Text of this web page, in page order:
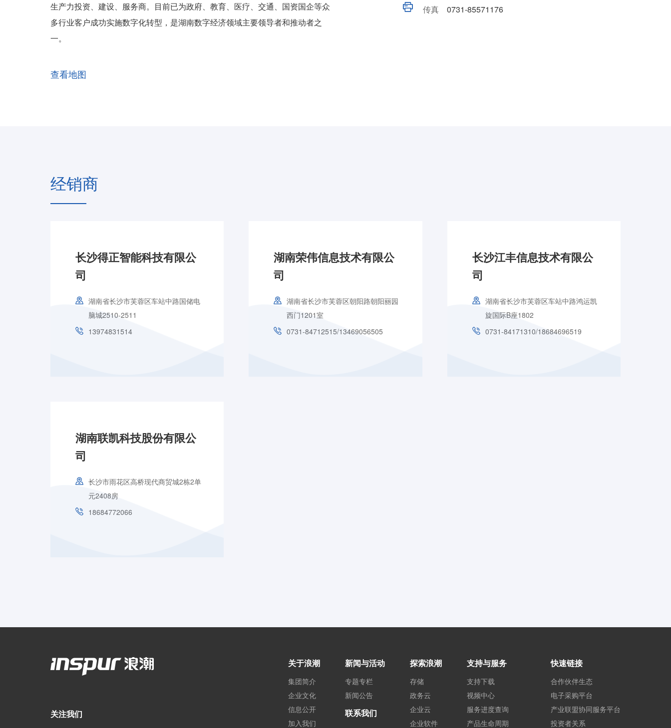
生产力投资、建设、服务商。目前已为政府、教育、医疗、交通、国资国企等众
多行业客户成功实施数字化转型，是湖南数字经济领域主要领导者和推动者之
一。
查看地图
传真
0731-85571176
经销商
长沙得正智能科技有限公
司
湖南省长沙市芙蓉区车站中路国储电
脑城2510-2511
13974831514
湖南荣伟信息技术有限公
司
湖南省长沙市芙蓉区朝阳路朝阳丽园
西门1201室
0731-84712515/13469056505
长沙江丰信息技术有限公
司
湖南省长沙市芙蓉区车站中路鸿运凯
旋国际B座1802
0731-84171310/18684696519
湖南联凯科技股份有限公
司
长沙市雨花区高桥现代商贸城2栋2单
元2408房
18684772066
关注我们
关于浪潮
集团简介
企业文化
信息公开
加入我们
新闻与活动
专题专栏
新闻公告
联系我们
探索浪潮
存储
政务云
企业云
企业软件
支持与服务
支持下载
视频中心
服务进度查询
产品生命周期
快速链接
合作伙伴生态
电子采购平台
产业联盟协同服务平台
投资者关系